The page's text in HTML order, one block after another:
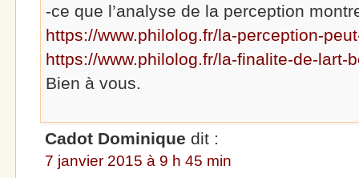
-ce que l’analyse de la perception
https://www.philolog.fr/la-perception-
https://www.philolog.fr/la-finalite-de-lart-
Bien à vous.
Cadot Dominique dit :
7 janvier 2015 à 9 h 45 min